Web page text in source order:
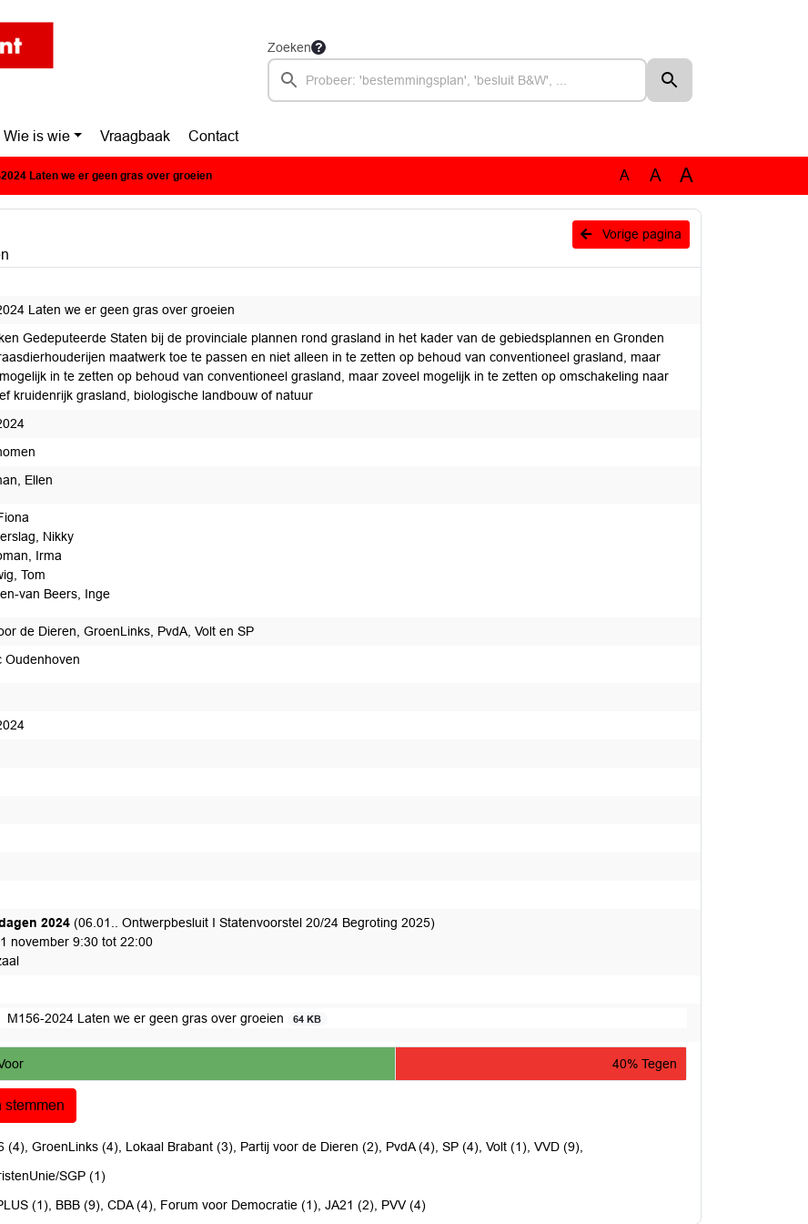
Zoeken
Wie is wie Vraagbaak Contact
2024 Laten we er geen gras over groeien A A A
Vorige pagina
Laten we er geen gras over groeien
Gedeputeerde Staten bij de provinciale plannen rond grasland in het kader van de gebiedsplannen en Gronden
maatwerk toe te passen en niet alleen in te zetten op behoud van conventioneel grasland, maar
in te zetten op behoud van conventioneel grasland, maar zoveel mogelijk in te zetten op omschakeling naar
kruidenrijk grasland, biologische landbouw of natuur
Ellen
Nikky
Irma
Tom
van Beers, Inge
de Dieren, GroenLinks, PvdA, Volt en SP
Oudenhoven
voor afdoening
2024 (06.01.. Ontwerpbesluit I Statenvoorstel 20/24 Begroting 2025)
november 9:30 tot 22:00
M156-2024 Laten we er geen gras over groeien 64 KB
40% Tegen
stemmen
(4), GroenLinks (4), Lokaal Brabant (3), Partij voor de Dieren (2), PvdA (4), SP (4), Volt (1), VVD (9),
SGP (1)
(1), BBB (9), CDA (4), Forum voor Democratie (1), JA21 (2), PVV (4)